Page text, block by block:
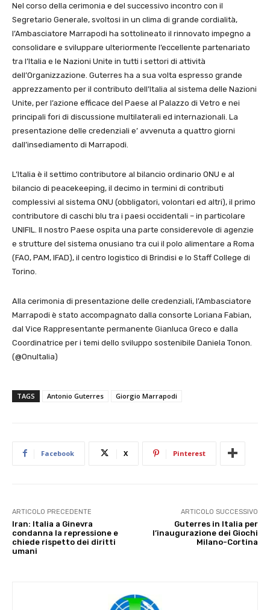
Nel corso della cerimonia e del successivo incontro con il
Segretario Generale, svoltosi in un clima di grande cordialità,
l’Ambasciatore Marrapodi ha sottolineato il rinnovato impegno a
consolidare e sviluppare ulteriormente l’eccellente partenariato
tra l’Italia e le Nazioni Unite in tutti i settori di attività
dell’Organizzazione. Guterres ha a sua volta espresso grande
apprezzamento per il contributo dell’Italia al sistema delle Nazioni
Unite, per l’azione efficace del Paese al Palazzo di Vetro e nei
principali fori di discussione multilaterali ed internazionali. La
presentazione delle credenziali e’ avvenuta a quattro giorni
dall’insediamento di Marrapodi.
L’Italia è il settimo contributore al bilancio ordinario ONU e al
bilancio di peacekeeping, il decimo in termini di contributi
complessivi al sistema ONU (obbligatori, volontari ed altri), il primo
contributore di caschi blu tra i paesi occidentali – in particolare
UNIFIL. Il nostro Paese ospita una parte considerevole di agenzie
e strutture del sistema onusiano tra cui il polo alimentare a Roma
(FAO, PAM, IFAD), il centro logistico di Brindisi e lo Staff College di
Torino.
Alla cerimonia di presentazione delle credenziali, l’Ambasciatore
Marrapodi è stato accompagnato dalla consorte Loriana Fabian,
dal Vice Rappresentante permanente Gianluca Greco e dalla
Coordinatrice per i temi dello sviluppo sostenibile Daniela Tonon.
(@OnuItalia)
TAGS Antonio Guterres Giorgio Marrapodi
Facebook X Pinterest
ARTICOLO PRECEDENTE
Iran: Italia a Ginevra
condanna la repressione e
chiede rispetto dei diritti
umani
ARTICOLO SUCCESSIVO
Guterres in Italia per
l’inaugurazione dei Giochi
Milano-Cortina